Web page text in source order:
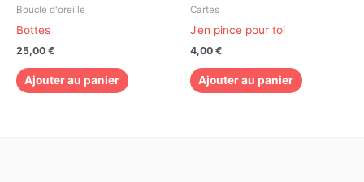
Boucle d'oreille
Bottes
25,00 €
Ajouter au panier
Cartes
J’en pince pour toi
4,00 €
Ajouter au panier